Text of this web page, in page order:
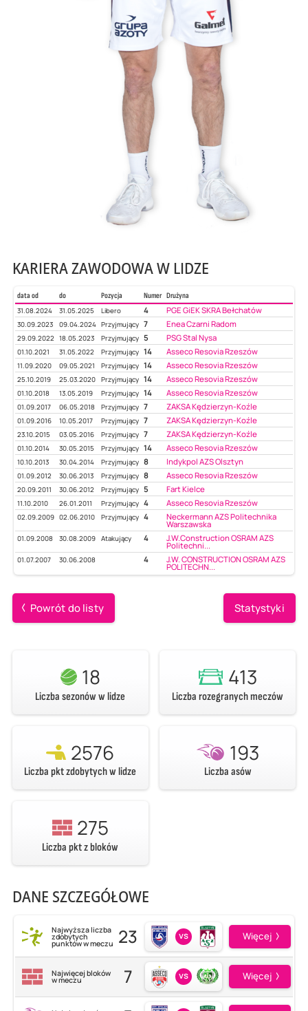
KARIERA ZAWODOWA W LIDZE
data od do Pozycja Numer Drużyna
31.08.2024
31.05.2025 Libero 4 PGE GiEK SKRA Bełchatów
30.09.2023 09.04.2024 Przyjmujący 7 Enea Czarni Radom
29.09.2022 18.05.2023 Przyjmujący 5 PSG Stal Nysa
01.10.2021 31.05.2022 Przyjmujący 14 Asseco Resovia Rzeszów
11.09.2020 09.05.2021 Przyjmujący 14 Asseco Resovia Rzeszów
25.10.2019 25.03.2020 Przyjmujący 14 Asseco Resovia Rzeszów
01.10.2018 13.05.2019 Przyjmujący 14 Asseco Resovia Rzeszów
01.09.2017 06.05.2018 Przyjmujący 7 ZAKSA Kędzierzyn-Koźle
01.09.2016 10.05.2017 Przyjmujący 7 ZAKSA Kędzierzyn-Koźle
23.10.2015 03.05.2016 Przyjmujący 7 ZAKSA Kędzierzyn-Koźle
01.10.2014 30.05.2015 Przyjmujący 14 Asseco Resovia Rzeszów
10.10.2013 30.04.2014 Przyjmujący 8 Indykpol AZS Olsztyn
01.09.2012 30.06.2013 Przyjmujący 8 Asseco Resovia Rzeszów
20.09.2011 30.06.2012 Przyjmujący 5 Fart Kielce
11.10.2010 26.01.2011 Przyjmujący 4 Asseco Resovia Rzeszów
02.09.2009 02.06.2010 Przyjmujący 4 Neckermann AZS Politechnika
Warszawska
01.09.2008 30.08.2009 Atakujący 4 J.W.Construction OSRAM AZS
Politechni...
01.07.2007 30.06.2008 4 J.W. CONSTRUCTION OSRAM AZS
POLITECHN...
Powrót do listy Statystyki
18
Liczba sezonów w lidze
413
Liczba rozegranych meczów
2576
Liczba pkt zdobytych w lidze
193
Liczba asów
275
Liczba pkt z bloków
DANE SZCZEGÓŁOWE
Najwyższa liczba
zdobytych
punktów w meczu 23 vs Więcej
Najwięcej bloków
w meczu 7 vs Więcej